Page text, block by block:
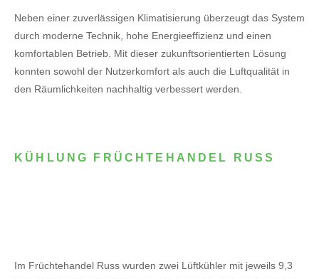
Neben einer zuverlässigen Klimatisierung überzeugt das System
durch moderne Technik, hohe Energieeffizienz und einen
komfortablen Betrieb. Mit dieser zukunftsorientierten Lösung
konnten sowohl der Nutzerkomfort als auch die Luftqualität in
den Räumlichkeiten nachhaltig verbessert werden.
KÜHLUNG FRÜCHTEHANDEL RUSS
Im Früchtehandel Russ wurden zwei Lüftkühler mit jeweils 9,3